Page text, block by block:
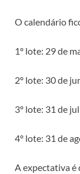
O calendário
1º lote: 29 de
2º lote: 30 de
3º lote: 31 de
4º lote: 31 de
A expectativa é